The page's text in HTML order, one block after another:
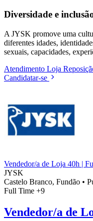
Diversidade e
A JYSK promove uma
diferentes idades,
sexuais, capacidades,
Atendimento Loja
Candidatar-se
Vendedor/a de Loja 40h |
JYSK
Castelo Branco, Fundão •
Full Time +9
Vendedor/a de